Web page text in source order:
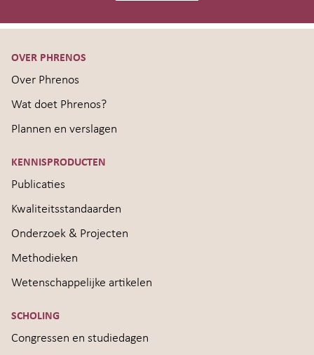
OVER PHRENOS
Over Phrenos
Wat doet Phrenos?
Plannen en verslagen
KENNISPRODUCTEN
Publicaties
Kwaliteitsstandaarden
Onderzoek & Projecten
Methodieken
Wetenschappelijke artikelen
SCHOLING
Congressen en studiedagen